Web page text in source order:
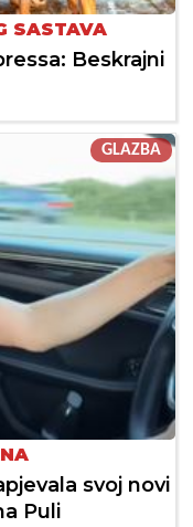
SASTAVA
Beskrajni
GLAZBA
svoj novi
Puli